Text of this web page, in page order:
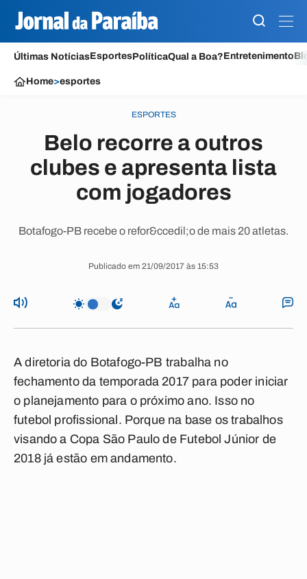
Últimas NotíciasEsportesPolíticaQual a Boa?Entretenimento
Home>esportes
ESPORTES
Belo recorre a outros
clubes e apresenta lista
com jogadores
Botafogo-PB recebe o refor&ccedil;o de mais 20 atletas.
Publicado em 21/09/2017 às 15:53
A diretoria do Botafogo-PB trabalha no
fechamento da temporada 2017 para poder iniciar
o planejamento para o próximo ano. Isso no
futebol profissional. Porque na base os trabalhos
visando a Copa São Paulo de Futebol Júnior de
2018 já estão em andamento.